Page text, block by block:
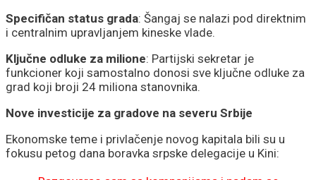
Specifičan status grada: Šangaj se nalazi pod direktnim
i centralnim upravljanjem kineske vlade.
Ključne odluke za milione: Partijski sekretar je
funkcioner koji samostalno donosi sve ključne odluke za
grad koji broji 24 miliona stanovnika.
Nove investicije za gradove na severu Srbije
Ekonomske teme i privlačenje novog kapitala bili su u
fokusu petog dana boravka srpske delegacije u Kini: